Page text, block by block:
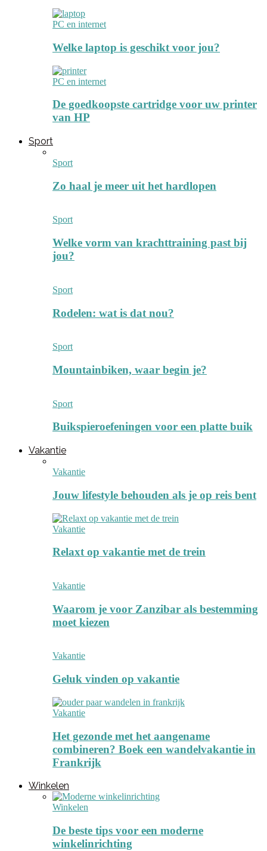
PC en internet
Welke laptop is geschikt voor jou?
PC en internet
De goedkoopste cartridge voor uw printer
van HP
Sport
Sport
Zo haal je meer uit het hardlopen
Sport
Welke vorm van krachttraining past bij
jou?
Sport
Rodelen: wat is dat nou?
Sport
Mountainbiken, waar begin je?
Sport
Buikspieroefeningen voor een platte buik
Vakantie
Vakantie
Jouw lifestyle behouden als je op reis bent
Vakantie
Relaxt op vakantie met de trein
Vakantie
Waarom je voor Zanzibar als bestemming
moet kiezen
Vakantie
Geluk vinden op vakantie
Vakantie
Het gezonde met het aangename
combineren? Boek een wandelvakantie in
Frankrijk
Winkelen
Winkelen
De beste tips voor een moderne
winkelinrichting